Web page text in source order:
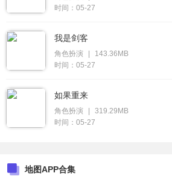
时间：05-27
我是剑客
角色扮演
143.36MB
时间：05-27
如果重来
角色扮演
319.29MB
时间：05-27
地图APP合集